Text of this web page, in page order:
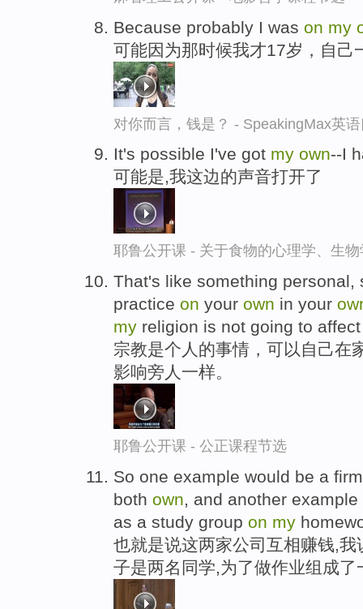
Because probably I was on my
可能因为那时候我才17岁，自己
对你而言，钱是？ - SpeakingMax英
It's possible I've got my own--I
可能是,我这边的声音打开了
耶鲁公开课 - 关于食物的心理学、生
That's like something personal,
practice on your own in your
my religion is not going to
宗教是个人的事情，可以自己在
影响旁人一样。
耶鲁公开课 - 公正课程节选
So one example would be a
both own, and another
as a study group on my
也就是说这两家公司互相赚钱,
子是两名同学,为了做作业组成了